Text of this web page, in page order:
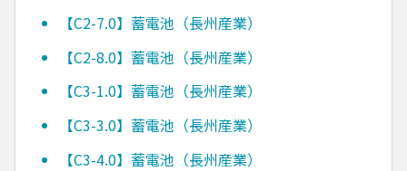
【C2-7.0】蓄電池（長州産業）
【C2-8.0】蓄電池（長州産業）
【C3-1.0】蓄電池（長州産業）
【C3-3.0】蓄電池（長州産業）
【C3-4.0】蓄電池（長州産業）